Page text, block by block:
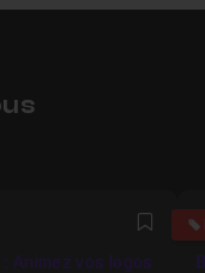
Animez vos logos